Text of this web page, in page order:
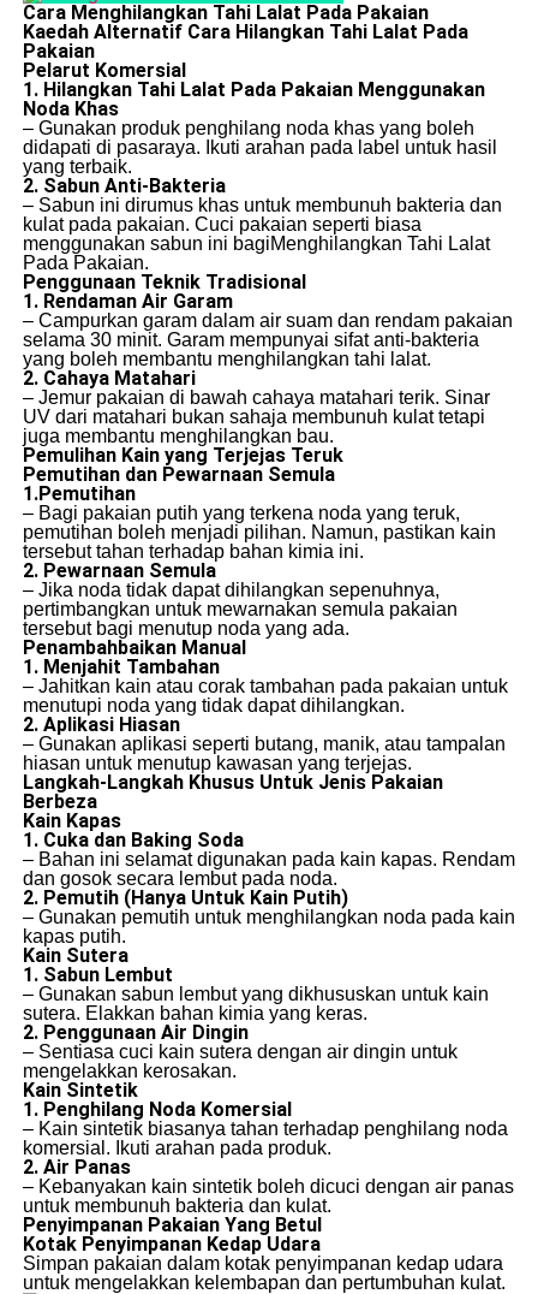
Cara Menghilangkan Tahi Lalat Pada Pakaian
Kaedah Alternatif Cara Hilangkan Tahi Lalat Pada
Pakaian
Pelarut Komersial
1. Hilangkan Tahi Lalat Pada Pakaian Menggunakan
Noda Khas
– Gunakan produk penghilang noda khas yang boleh
didapati di pasaraya. Ikuti arahan pada label untuk hasil
yang terbaik.
2. Sabun Anti-Bakteria
– Sabun ini dirumus khas untuk membunuh bakteria dan
kulat pada pakaian. Cuci pakaian seperti biasa
menggunakan sabun ini bagiMenghilangkan Tahi Lalat
Pada Pakaian.
Penggunaan Teknik Tradisional
1. Rendaman Air Garam
– Campurkan garam dalam air suam dan rendam pakaian
selama 30 minit. Garam mempunyai sifat anti-bakteria
yang boleh membantu menghilangkan tahi lalat.
2. Cahaya Matahari
– Jemur pakaian di bawah cahaya matahari terik. Sinar
UV dari matahari bukan sahaja membunuh kulat tetapi
juga membantu menghilangkan bau.
Pemulihan Kain yang Terjejas Teruk
Pemutihan dan Pewarnaan Semula
1.Pemutihan
– Bagi pakaian putih yang terkena noda yang teruk,
pemutihan boleh menjadi pilihan. Namun, pastikan kain
tersebut tahan terhadap bahan kimia ini.
2. Pewarnaan Semula
– Jika noda tidak dapat dihilangkan sepenuhnya,
pertimbangkan untuk mewarnakan semula pakaian
tersebut bagi menutup noda yang ada.
Penambahbaikan Manual
1. Menjahit Tambahan
– Jahitkan kain atau corak tambahan pada pakaian untuk
menutupi noda yang tidak dapat dihilangkan.
2. Aplikasi Hiasan
– Gunakan aplikasi seperti butang, manik, atau tampalan
hiasan untuk menutup kawasan yang terjejas.
Langkah-Langkah Khusus Untuk Jenis Pakaian
Berbeza
Kain Kapas
1. Cuka dan Baking Soda
– Bahan ini selamat digunakan pada kain kapas. Rendam
dan gosok secara lembut pada noda.
2. Pemutih (Hanya Untuk Kain Putih)
– Gunakan pemutih untuk menghilangkan noda pada kain
kapas putih.
Kain Sutera
1. Sabun Lembut
– Gunakan sabun lembut yang dikhususkan untuk kain
sutera. Elakkan bahan kimia yang keras.
2. Penggunaan Air Dingin
– Sentiasa cuci kain sutera dengan air dingin untuk
mengelakkan kerosakan.
Kain Sintetik
1. Penghilang Noda Komersial
– Kain sintetik biasanya tahan terhadap penghilang noda
komersial. Ikuti arahan pada produk.
2. Air Panas
– Kebanyakan kain sintetik boleh dicuci dengan air panas
untuk membunuh bakteria dan kulat.
Penyimpanan Pakaian Yang Betul
Kotak Penyimpanan Kedap Udara
Simpan pakaian dalam kotak penyimpanan kedap udara
untuk mengelakkan kelembapan dan pertumbuhan kulat.